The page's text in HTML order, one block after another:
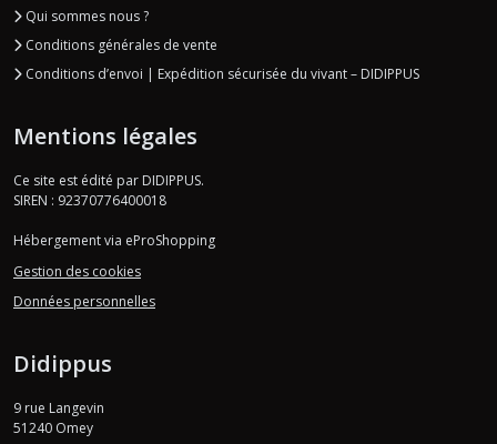
Qui sommes nous ?
Conditions générales de vente
Conditions d’envoi | Expédition sécurisée du vivant – DIDIPPUS
Mentions légales
Ce site est édité par DIDIPPUS.
SIREN : 92370776400018
Hébergement via eProShopping
Gestion des cookies
Données personnelles
Didippus
9 rue Langevin
51240 Omey